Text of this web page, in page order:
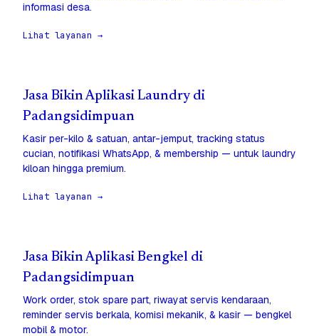
informasi desa.
Lihat layanan →
Jasa Bikin Aplikasi Laundry di
Padangsidimpuan
Kasir per-kilo & satuan, antar-jemput, tracking status
cucian, notifikasi WhatsApp, & membership — untuk laundry
kiloan hingga premium.
Lihat layanan →
Jasa Bikin Aplikasi Bengkel di
Padangsidimpuan
Work order, stok spare part, riwayat servis kendaraan,
reminder servis berkala, komisi mekanik, & kasir — bengkel
mobil & motor.